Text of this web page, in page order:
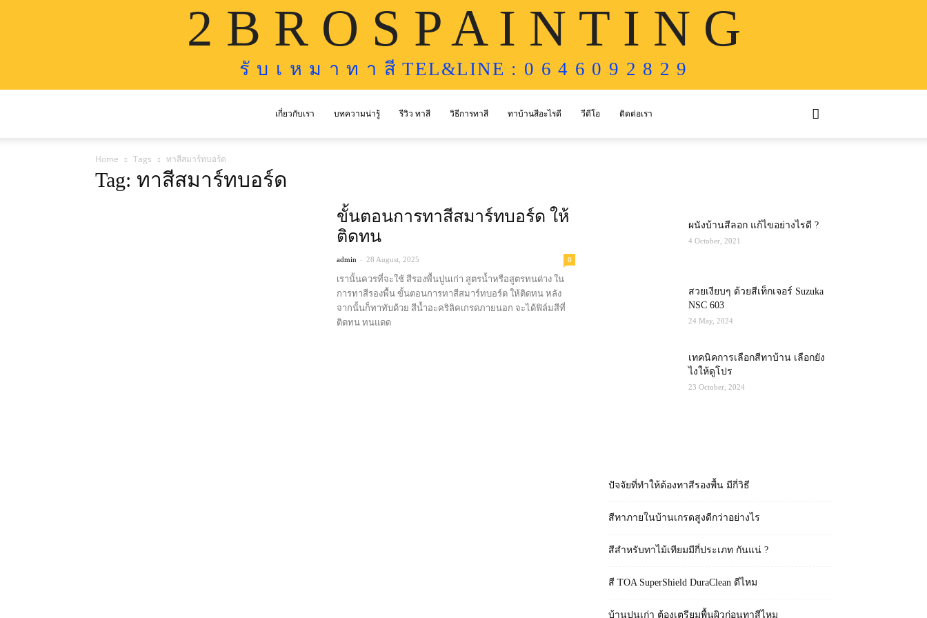
2 B R O S P A I N T I N G
รั บ เ ห ม า ท า สี TEL&LINE : 0 6 4 6 0 9 2 8 2 9
เกี่ยวกับเรา บทความน่ารู้ รีวิว ทาสี วิธีการทาสี ทาบ้านสีอะไรดี วีดีโอ ติดต่อเรา
Home Tags ทาสีสมาร์ทบอร์ด
Tag: ทาสีสมาร์ทบอร์ด
ขั้นตอนการทาสีสมาร์ทบอร์ด ให้
ติดทน
admin - 28 August, 2025 0
เรานั้นควรที่จะใช้ สีรองพื้นปูนเก่า สูตรน้ำหรือสูตรทนด่าง ใน
การทาสีรองพื้น ขั้นตอนการทาสีสมาร์ทบอร์ด ให้ติดทน หลัง
จากนั้นก็ทาทับด้วย สีน้ำอะคริลิคเกรดภายนอก จะได้ฟิล์มสีที่
ติดทน ทนแดด
ผนังบ้านสีลอก แก้ไขอย่างไรดี ?
4 October, 2021
สวยเงียบๆ ด้วยสีเท็กเจอร์ Suzuka
NSC 603
24 May, 2024
เทคนิคการเลือกสีทาบ้าน เลือกยัง
ไงให้ดูโปร
23 October, 2024
ปัจจัยที่ทำให้ต้องทาสีรองพื้น มีกี่วิธี
สีทาภายในบ้านเกรดสูงดีกว่าอย่างไร
สีสำหรับทาไม้เทียมมีกี่ประเภท กันแน่ ?
สี TOA SuperShield DuraClean ดีไหม
บ้านปูนเก่า ต้องเตรียมพื้นผิวก่อนทาสีไหม